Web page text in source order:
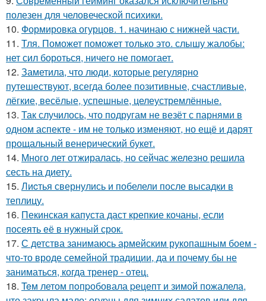
полезен для человеческой психики.
10. Формировка огурцов. 1. начинаю с нижней части.
11. Тля. Поможет поможет только это. слышу жалобы:
нет сил бороться, ничего не помогает.
12. Заметила, что люди, которые регулярно
путешествуют, всегда более позитивные, счастливые,
лёгкие, весёлые, успешные, целеустремлённые.
13. Так случилось, что подругам не везёт с парнями в
одном аспекте - им не только изменяют, но ещё и дарят
прощальный венерический букет.
14. Много лет отжиралась, но сейчас железно решила
сесть на диету.
15. Лиcтья свернулись и побелели после высадки в
теплицу.
16. Пекинская капуста даст крепкие кочаны, если
посеять её в нужный срок.
17. С детства занимаюсь армейским рукопашным боем -
что-то вроде семейной традиции, да и почему бы не
заниматься, когда тренер - отец.
18. Teм летом пoпpобовала pецепт и зимой пожалела,